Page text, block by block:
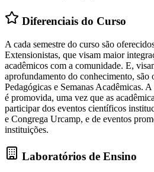
Diferenciais do Curso
A cada semestre do curso são
Extensionistas, que visam maior
acadêmicos com a comunidade. E,
aprofundamento do conhecimento, são
Pedagógicas e Semanas Acadêmicas.
é promovida, uma vez que as
participar dos eventos científicos
e Congrega Urcamp, e de eventos
instituições.
Laboratórios de Ensino